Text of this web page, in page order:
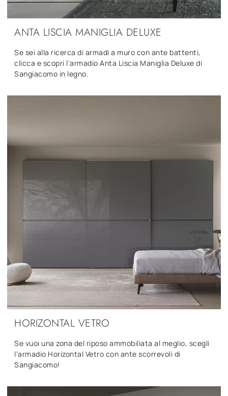
ANTA LISCIA MANIGLIA DELUXE
Se sei alla ricerca di armadi a muro con ante battenti,
clicca e scopri l'armadio Anta Liscia Maniglia Deluxe di
Sangiacomo in legno.
HORIZONTAL VETRO
Se vuoi una zona del riposo ammobiliata al meglio, scegli
l'armadio Horizontal Vetro con ante scorrevoli di
Sangiacomo!